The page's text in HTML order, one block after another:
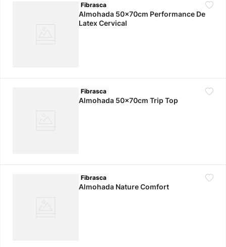
Fibrasca
Almohada 50x70cm Performance De
Latex Cervical
Fibrasca
Almohada 50x70cm Trip Top
Fibrasca
Almohada Nature Comfort